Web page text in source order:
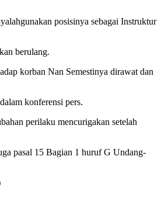
posisinya sebagai Instruktur
berulang.
korban Nan Semestinya dirawat dan
konferensi pers.
perilaku mencurigakan setelah
pasal 15 Bagian 1 huruf G Undang-